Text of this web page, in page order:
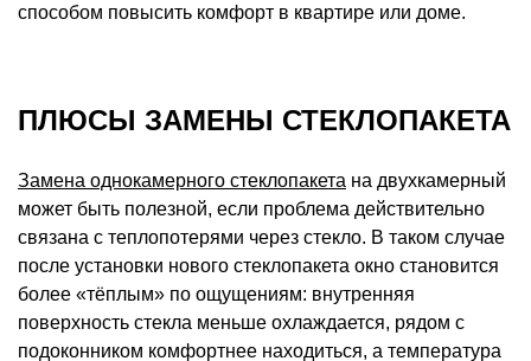
способом повысить комфорт в квартире или доме.
ПЛЮСЫ ЗАМЕНЫ СТЕКЛОПАКЕТА
Замена однокамерного стеклопакета на двухкамерный
может быть полезной, если проблема действительно
связана с теплопотерями через стекло. В таком случае
после установки нового стеклопакета окно становится
более «тёплым» по ощущениям: внутренняя
поверхность стекла меньше охлаждается, рядом с
подоконником комфортнее находиться, а температура